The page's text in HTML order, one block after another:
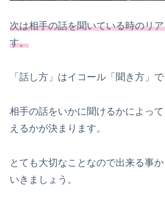
次は相手の話を聞いている時のリ
す。
「話し方」はイコール「聞き方」で
相手の話をいかに聞けるかによっ
えるかが決まります。
とても大切なことなので出来る事
いきましょう。